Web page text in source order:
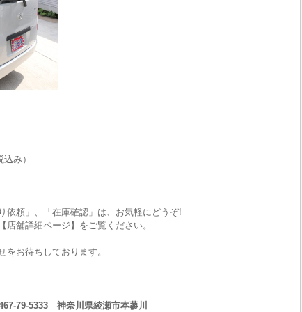
込み）
頼」、「在庫確認」は、お気軽にどうぞ!
舗詳細ページ】をご覧ください。
をお待ちしております。
79-5333 神奈川県綾瀬市本蓼川